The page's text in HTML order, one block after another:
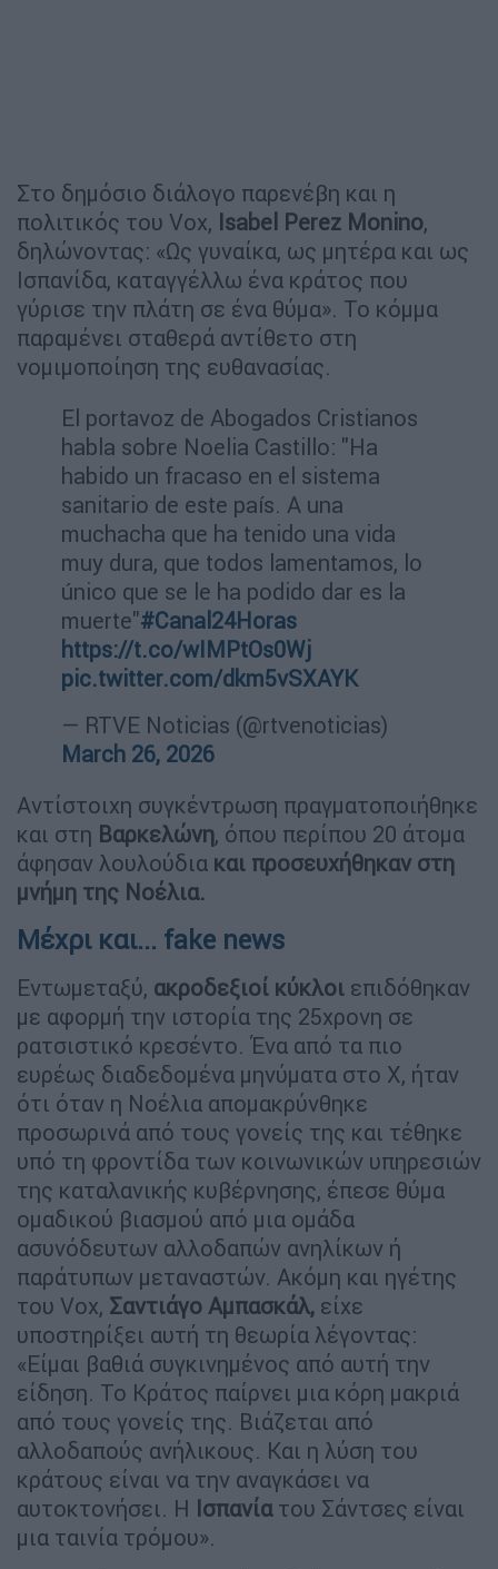
Στο δημόσιο διάλογο παρενέβη και η
πολιτικός του Vox, Isabel Perez Monino,
δηλώνοντας: «Ως γυναίκα, ως μητέρα και ως
Ισπανίδα, καταγγέλλω ένα κράτος που
γύρισε την πλάτη σε ένα θύμα». Το κόμμα
παραμένει σταθερά αντίθετο στη
νομιμοποίηση της ευθανασίας.
El portavoz de Abogados Cristianos
habla sobre Noelia Castillo: "Ha
habido un fracaso en el sistema
sanitario de este país. A una
muchacha que ha tenido una vida
muy dura, que todos lamentamos, lo
único que se le ha podido dar es la
muerte"#Canal24Horas
https://t.co/wIMPtOs0Wj
pic.twitter.com/dkm5vSXAYK
— RTVE Noticias (@rtvenoticias)
March 26, 2026
Αντίστοιχη συγκέντρωση πραγματοποιήθηκε
και στη Βαρκελώνη, όπου περίπου 20 άτομα
άφησαν λουλούδια και προσευχήθηκαν στη
μνήμη της Νοέλια.
Μέχρι και... fake news
Εντωμεταξύ, ακροδεξιοί κύκλοι επιδόθηκαν
με αφορμή την ιστορία της 25χρονη σε
ρατσιστικό κρεσέντο. Ένα από τα πιο
ευρέως διαδεδομένα μηνύματα στο X, ήταν
ότι όταν η Noέλια απομακρύνθηκε
προσωρινά από τους γονείς της και τέθηκε
υπό τη φροντίδα των κοινωνικών υπηρεσιών
της καταλανικής κυβέρνησης, έπεσε θύμα
ομαδικού βιασμού από μια ομάδα
ασυνόδευτων αλλοδαπών ανηλίκων ή
παράτυπων μεταναστών. Ακόμη και ηγέτης
του Vox, Σαντιάγο Αμπασκάλ, είχε
υποστηρίξει αυτή τη θεωρία λέγοντας:
«Είμαι βαθιά συγκινημένος από αυτή την
είδηση. Το Κράτος παίρνει μια κόρη μακριά
από τους γονείς της. Βιάζεται από
αλλοδαπούς ανήλικους. Και η λύση του
κράτους είναι να την αναγκάσει να
αυτοκτονήσει. Η Ισπανίατου Σάντσες είναι
μια ταινία τρόμου».